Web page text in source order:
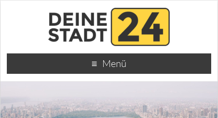
Menü